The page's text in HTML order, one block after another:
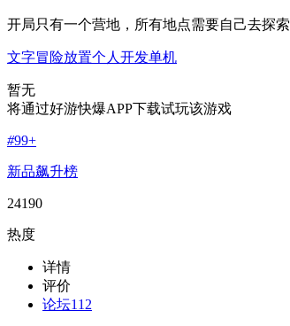
开局只有一个营地，所有地点需要自己去探索
文字冒险放置个人开发单机
暂无
将通过好游快爆APP下载试玩该游戏
#99+
新品飙升榜
24190
热度
详情
评价
论坛112